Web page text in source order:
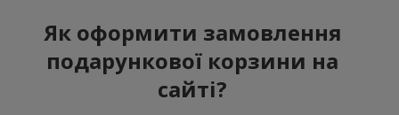
Як оформити замовлення
подарункової корзини на
сайті?